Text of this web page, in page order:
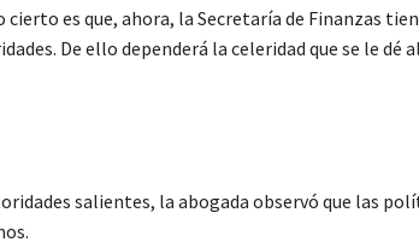
es que, ahora, la Secretaría de Finanzas
De ello dependerá la celeridad que se le dé
salientes, la abogada observó que las